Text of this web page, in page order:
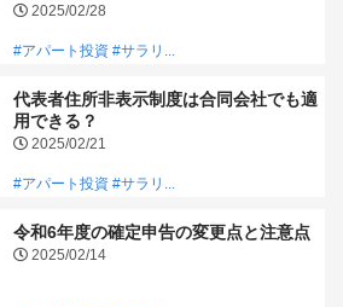
2025/02/28
#アパート投資 #サラリ...
代表者住所非表示制度は合同会社でも適
用できる？
2025/02/21
#アパート投資 #サラリ...
令和6年度の確定申告の変更点と注意点
2025/02/14